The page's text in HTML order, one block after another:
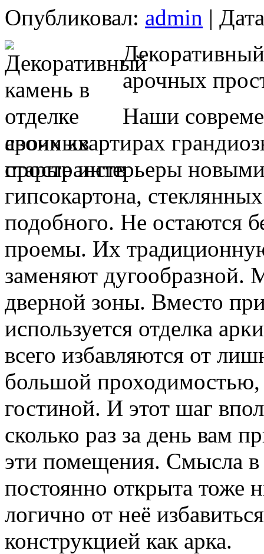
Опубликовал: admin |
арочных
Наши
своих квартирах
старые интерьеры
гипсокартона,
подобного. Не остаются
проемы. Их
заменяют дугообразной.
дверной зоны. Вместо
используется отделка
всего избавляются от
большой
гостиной. И этот шаг
сколько раз за день вам
эти помещения. Смысла в
постоянно открыта тоже
логично от неё
конструкцией как арка.